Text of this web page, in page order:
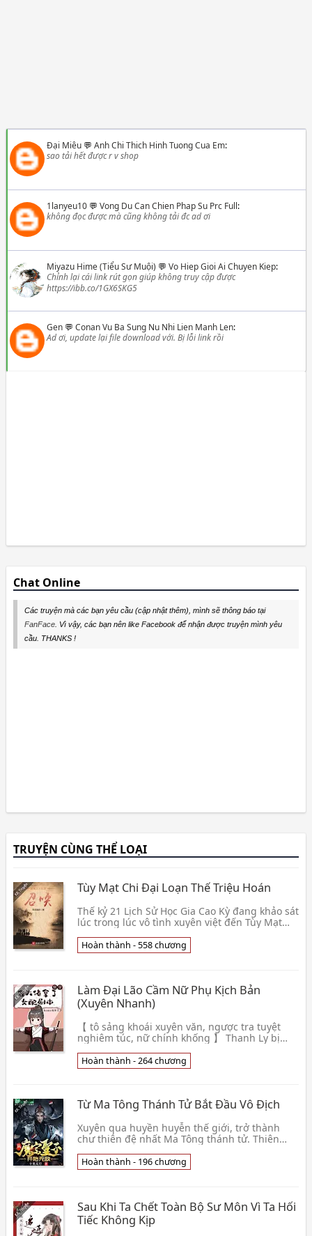
Đại Miêu💬 Anh Chi Thich Hinh Tuong Cua Em:
sao tải hết được r v shop
1lanyeu10💬 Vong Du Can Chien Phap Su Prc Full:
không đọc được mà cũng không tải đc ad ơi
Miyazu Hime (Tiểu Sư Muội) 💬 Vo Hiep Gioi Ai Chuyen Kiep:
Chỉnh lại cái link rút gọn giúp không truy cập được
https://ibb.co/1GX6SKG5
Gen💬 Conan Vu Ba Sung Nu Nhi Lien Manh Len:
Ad ơi, update lại file download với. Bị lỗi link rồi
Chat Online
Các truyện mà các bạn yêu cầu (cập nhật thêm), mình sẽ thông báo tại
FanFace. Vì vậy, các bạn nên like Facebook để nhận được truyện mình yêu
cầu. THANKS !
TRUYỆN CÙNG THỂ LOẠI
Tùy Mạt Chi Đại Loạn Thế Triệu Hoán
Thế kỷ 21 Lịch Sử Học Gia Cao Kỳ đang khảo sát
lúc trong lúc vô tình xuyên việt đến Tùy Mạt
đường👦 Phượng Khê Hoàng Dược
Hoàn thành - 558 chương
Làm Đại Lão Cầm Nữ Phụ Kịch Bản
(Xuyên Nhanh)
【 tô sảng khoái xuyên văn, ngược tra tuyệt
nghiêm túc, nữ chính khống 】 Thanh Ly bị
bên trong v👦 Home Độc Bộ Thiên Hạ
Hoàn thành - 264 chương
Từ Ma Tông Thánh Tử Bắt Đầu Vô Địch
Xuyên qua huyền huyễn thế giới, trở thành
chư thiên đệ nhất Ma Tông thánh tử. Thiên
pháp tướng, d👦 Thập Lý Vô Hành
Hoàn thành - 196 chương
Sau Khi Ta Chết Toàn Bộ Sư Môn Vì Ta Hối
Tiếc Không Kịp